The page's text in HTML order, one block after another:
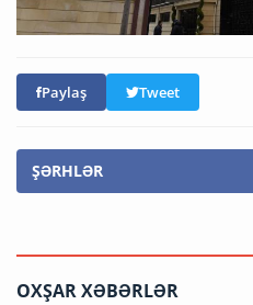
Paylaş Tweet
ŞƏRHLƏR
OXŞAR XƏBƏRLƏR